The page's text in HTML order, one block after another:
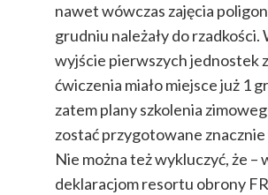
nawet wówczas zajęcia
grudniu należały do rzadkości.
wyjście pierwszych jednostek
ćwiczenia miało miejsce już 1
zatem plany szkolenia
zostać przygotowane
Nie można też wykluczyć, że –
deklaracjom resortu obrony